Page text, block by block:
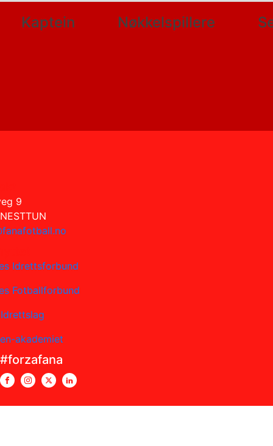
Kaptein Nøkkelspillere
9
Idrettsforbund
Fotballforbund
akademiet
#forzafana